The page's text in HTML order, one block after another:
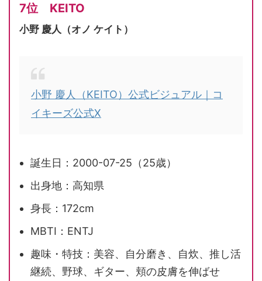
7位 KEITO
小野 慶人（オノ ケイト）
小野 慶人（KEITO）公式ビジュアル｜コ
イキーズ公式X
誕生日：2000-07-25（25歳）
出身地：高知県
身長：172cm
MBTI：ENTJ
趣味・特技：美容、自分磨き、自炊、推し活
継続、野球、ギター、頬の皮膚を伸ばせ